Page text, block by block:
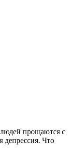
прощаются с
депрессия. Что